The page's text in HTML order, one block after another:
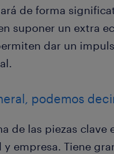
de forma
suponer un extra
dar un
podemos
de las piezas
empresa. Tiene